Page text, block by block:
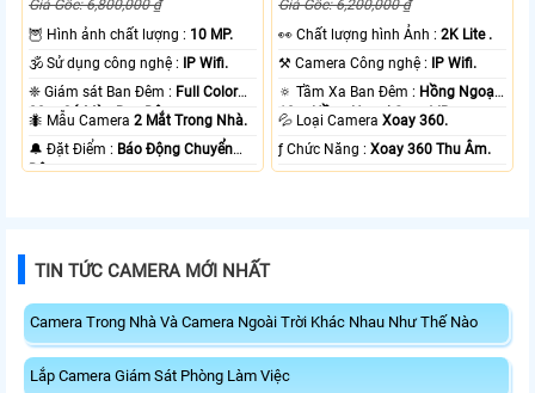
Giá Gốc: 6,800,000 ₫
🦉 Hình ảnh chất lượng : 10 MP.
🕉️ Sử dụng công nghệ :
IP Wifi.
❈ Giám sát Ban Đêm : Full Color
20m Có Màu Ban Ðêm.
🐜 Mẫu Camera2 Mắt Trong Nhà.
️🔔 Đặt Điểm : Báo Động Chuyển
Động.
Giá Gốc: 6,200,000 ₫
️👀 Chất lượng hình Ảnh :2K Lite .
⚒ Camera Công nghệ :
IP Wifi.
🔅 Tầm Xa Ban Đêm : Hồng Ngoại
10m Hồng Ngoại Smart IR.
💦 Loại CameraXoay 360.
️ƒ Chức Năng :Xoay 360 Thu Âm.
TIN TỨC CAMERA MỚI NHẤT
Camera Trong Nhà Và Camera Ngoài Trời Khác Nhau Như Thế Nào
Lắp Camera Giám Sát Phòng Làm Việc